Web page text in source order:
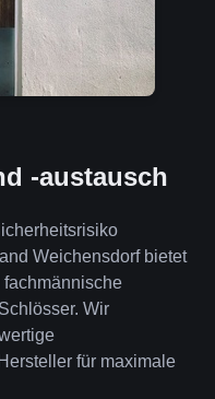
-austausch
Weichensdorf bietet
fachmännische
Wir
für maximale